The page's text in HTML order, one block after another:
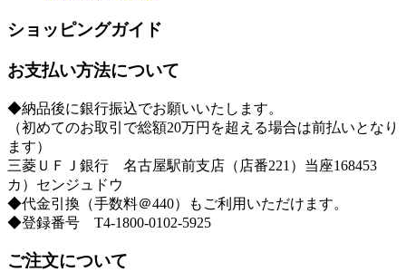
ショッピングガイド
お支払い方法について
◆納品後に銀行振込でお願いいたします。
（初めてのお取引で総額20万円を超える場合は前払いとなり
ます）
三菱ＵＦＪ銀行 名古屋駅前支店（店番221）当座168453
カ）センジュドウ
◆代金引換（手数料＠440）もご利用いただけます。
◆登録番号 T4-1800-0102-5925
ご注文について